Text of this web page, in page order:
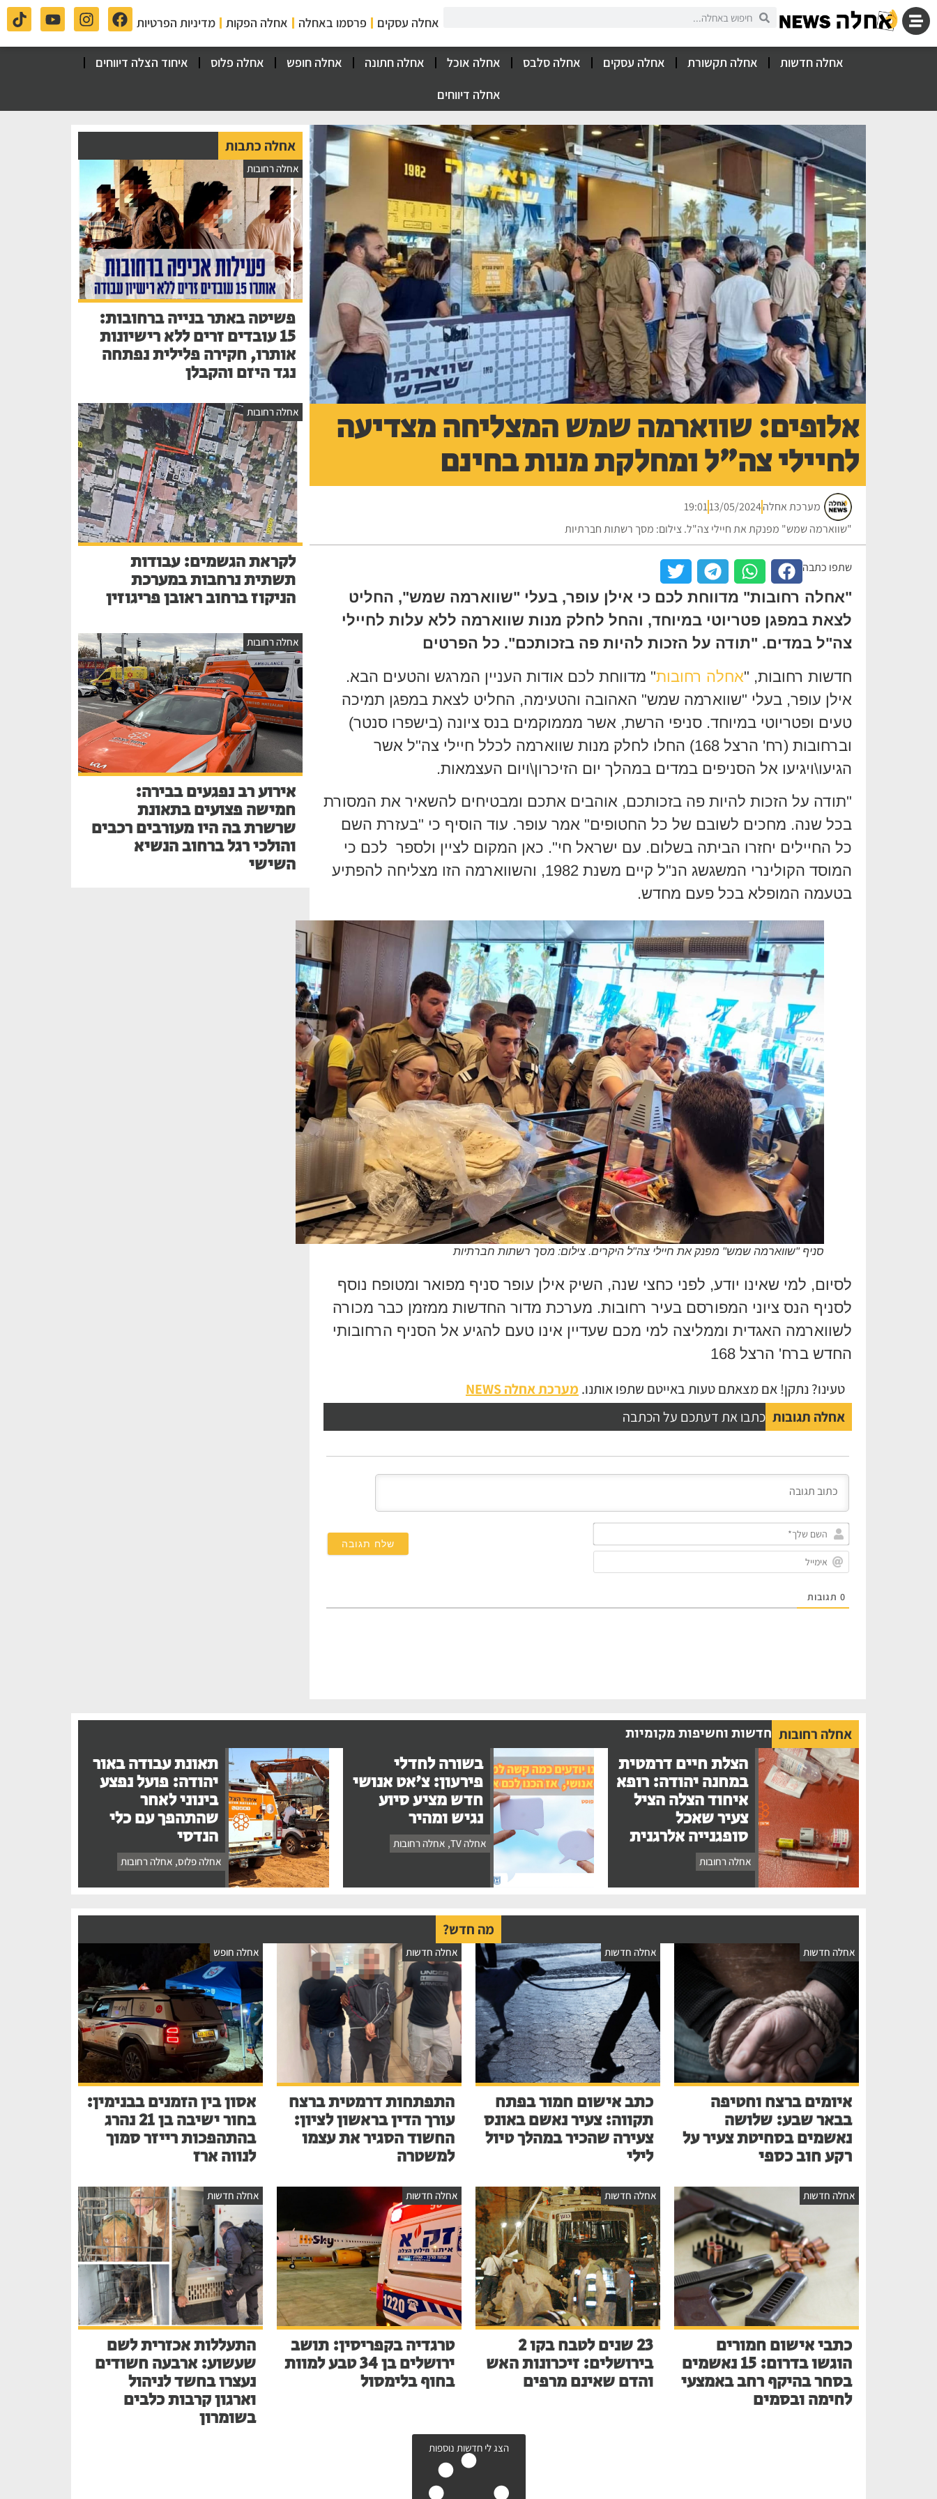
אחלה עסקים פרסמו באחלה אחלה הפקות מדיניות הפרטיות
אחלה חדשות אחלה תקשורת אחלה עסקים אחלה סלבס אחלה אוכל אחלה חתונה אחלה חופש אחלה פלוס
איחוד הצלה דיווחים
אחלה דיווחים
אלופים: שווארמה שמש המצליחה מצדיעה
לחיילי צה"ל ומחלקת מנות בחינם
מערכת אחלה13/05/2024
19:01
"שווארמה שמש" מפנקת את חיילי צה"ל. צילום: מסך רשתות חברתיות
שתפו כתבה
"אחלה רחובות" מדווחת לכם כי אילן עופר, בעלי "שווארמה שמש", החליט
לצאת במפגן פטריוטי במיוחד, והחל לחלק מנות שווארמה ללא עלות לחיילי
צה"ל במדים. "תודה על הזכות להיות פה בזכותכם". כל הפרטים
חדשות רחובות, "אחלה רחובות" מדווחת לכם אודות העניין המרגש והטעים הבא.
אילן עופר, בעלי "שווארמה שמש" האהובה והטעימה, החליט לצאת במפגן תמיכה
טעים ופטריוטי במיוחד. סניפי הרשת, אשר מממוקמים בנס ציונה (בישפרו סנטר)
וברחובות (רח' הרצל 168) החלו לחלק מנות שווארמה לכלל חיילי צה"ל אשר
הגיעו\ויגיעו אל הסניפים במדים במהלך יום הזיכרון\ויום העצמאות.
"תודה על הזכות להיות פה בזכותכם, אוהבים אתכם ומבטיחים להשאיר את המסורת
בכל שנה. מחכים לשובם של כל החטופים" אמר עופר. עוד הוסיף כי "בעזרת השם
כל החיילים יחזרו הביתה בשלום. עם ישראל חי". כאן המקום לציין ולספר לכם כי
המוסד הקולינרי המשגשג הנ"ל קיים משנת 1982, והשווארמה הזו מצליחה להפתיע
בטעמה המופלא בכל פעם מחדש.
סניף "שווארמה שמש" מפנק את חיילי צה"ל היקרים. צילום: מסך רשתות חברתיות
לסיום, למי שאינו יודע, לפני כחצי שנה, השיק אילן עופר סניף מפואר ומטופח נוסף
לסניף הנס ציוני המפורסם בעיר רחובות. מערכת מדור החדשות ממזמן כבר מכורה
לשווארמה האגדית וממליצה למי מכם שעדיין אינו טעם להגיע אל הסניף הרחובותי
החדש ברח' הרצל 168
טעינו? נתקן! אם מצאתם טעות באייטם שתפו אותנו. מערכת אחלה NEWS
אחלה תגובות כתבו את דעתכם על הכתבה
שלך*
0 תגובות
אחלה כתבות
אחלה רחובות
פשיטה באתר בנייה ברחובות:
15 עובדים זרים ללא רישיונות
אותרו, חקירה פלילית נפתחה
נגד היזם והקבלן
אחלה רחובות
לקראת הגשמים: עבודות
תשתית נרחבות במערכת
הניקוז ברחוב ראובן פריגוזין
אחלה רחובות
אירוע רב נפגעים בבירה:
חמישה פצועים בתאונת
שרשרת בה היו מעורבים רכבים
והולכי רגל ברחוב הנשיא
השישי
אחלה רחובות חדשות וחשיפות מקומיות
הצלת חיים דרמטית
במחנה יהודה: רופא
איחוד הצלה הציל
צעיר שאכל
סופגנייה אלרגנית
אחלה רחובות
בשורה לחדלי
פירעון: צ'אט אנושי
חדש מציע סיוע
נגיש ומהיר
אחלה TV , אחלה רחובות
תאונת עבודה באור
יהודה: פועל נפצע
בינוני לאחר
שהתהפך עם כלי
הנדסי
אחלה פלוס, אחלה רחובות
מה חדש?
אחלה חדשות
איומים ברצח וחטיפה
בבאר שבע: שלושה
נאשמים בסחיטת צעיר על
רקע חוב כספי
אחלה חדשות
כתב אישום חמור בפתח
תקווה: צעיר נאשם באונס
צעירה שהכיר במהלך טיול
לילי
אחלה חדשות
התפתחות דרמטית ברצח
עורך הדין בראשון לציון:
החשוד הסגיר את עצמו
למשטרה
אחלה חופש
אסון בין הזמנים בבנימין:
בחור ישיבה בן 21 נהרג
בהתהפכות רייזר סמוך
לנווה ארז
אחלה חדשות
כתבי אישום חמורים
הוגשו בדרום: 15 נאשמים
בסחר בהיקף רחב באמצעי
לחימה ובסמים
אחלה חדשות
23 שנים לטבח בקו 2
בירושלים: זיכרונות האש
והדם שאינם מרפים
אחלה חדשות
טרגדיה בקפריסין: תושב
ירושלים בן 34 טבע למוות
בחוף בלימסול
אחלה חדשות
התעללות אכזרית לשם
שעשוע: ארבעה חשודים
נעצרו בחשד לניהול
וארגון קרבות כלבים
בשומרון
הצג לי חדשות נוספות